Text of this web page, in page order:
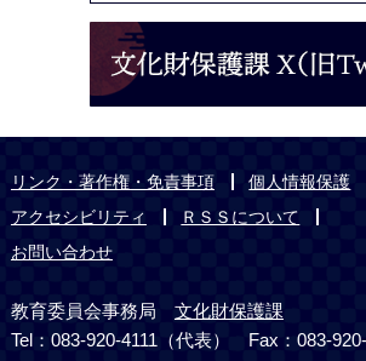
リンク・著作権・免責事項
個人情報保護
アクセシビリティ
ＲＳＳについて
お問い合わせ
教育委員会事務局 文化財保護課
Tel：083-920-4111（代表） Fax：083-